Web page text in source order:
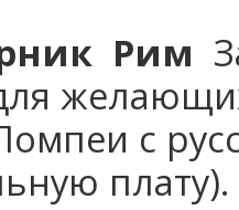
Рим
с